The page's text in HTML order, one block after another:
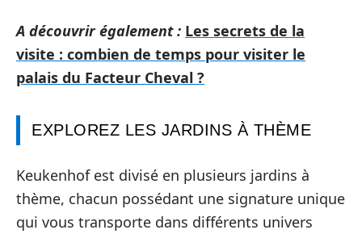
A découvrir également : Les secrets de la
visite : combien de temps pour visiter le
palais du Facteur Cheval ?
EXPLOREZ LES JARDINS À THÈME
Keukenhof est divisé en plusieurs jardins à
thème, chacun possédant une signature unique
qui vous transporte dans différents univers